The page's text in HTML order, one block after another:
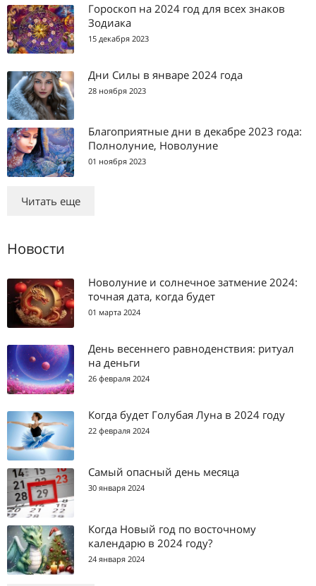
Гороскоп на 2024 год для всех знаков
Зодиака
15 декабря 2023
Дни Силы в январе 2024 года
28 ноября 2023
Благоприятные дни в декабре 2023 года:
Полнолуние, Новолуние
01 ноября 2023
Читать еще
Новости
Новолуние и солнечное затмение 2024:
точная дата, когда будет
01 марта 2024
День весеннего равноденствия: ритуал
на деньги
26 февраля 2024
Когда будет Голубая Луна в 2024 году
22 февраля 2024
Самый опасный день месяца
30 января 2024
Когда Новый год по восточному
календарю в 2024 году?
24 января 2024